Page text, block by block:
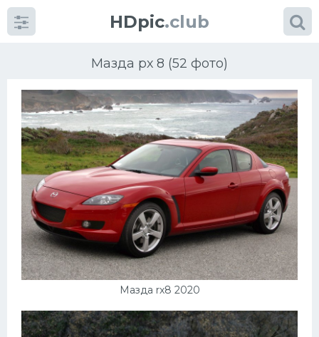
HDpic.club
Мазда рх 8 (52 фото)
Мазда rx8 2020
Категории
Разное
Автомобили
Красивые фото машин
Ниссан